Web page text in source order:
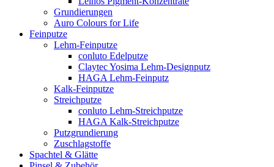
Grundierungen
Auro Colours for Life
Feinputze
Lehm-Feinputze
conluto Edelputze
Claytec Yosima Lehm-Designputz
HAGA Lehm-Feinputz
Kalk-Feinputze
Streichputze
conluto Lehm-Streichputze
HAGA Kalk-Streichputze
Putzgrundierung
Zuschlagstoffe
Spachtel & Glätte